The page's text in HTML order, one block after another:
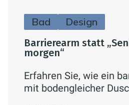
Bad Design
Barrierearm statt
morgen“
Erfahren Sie, wie ein
mit bodengleicher